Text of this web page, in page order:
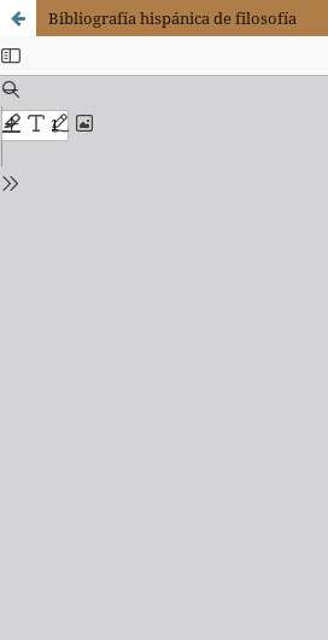
Bibliografía hispánica de filosofía